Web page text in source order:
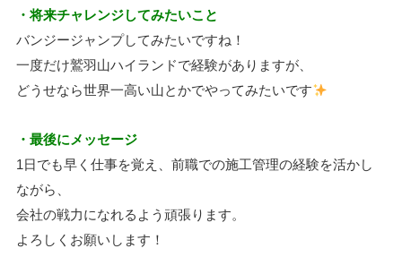
・将来チャレンジしてみたいこと
バンジージャンプしてみたいですね！
一度だけ鷲羽山ハイランドで経験がありますが、
どうせなら世界一高い山とかでやってみたいです
・最後にメッセージ
1日でも早く仕事を覚え、前職での施工管理の経験を活かし
ながら、
会社の戦力になれるよう頑張ります。
よろしくお願いします！